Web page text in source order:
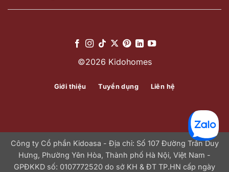
©2026 Kidohomes
Giới thiệu Tuyển dụng Liên hệ
Công ty Cổ phần Kidoasa - Địa chỉ: Số 107 Đường Trần Duy
Hưng, Phường Yên Hòa, Thành phố Hà Nội, Việt Nam -
GPĐKKD số: 0107772520 do sở KH & ĐT TP.HN cấp ngày